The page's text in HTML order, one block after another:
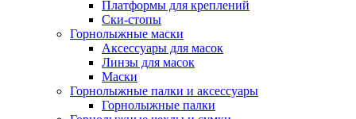
Платформы для креплений
Ски-стопы
Горнолыжные маски
Аксессуары для масок
Линзы для масок
Маски
Горнолыжные палки и аксессуары
Горнолыжные палки